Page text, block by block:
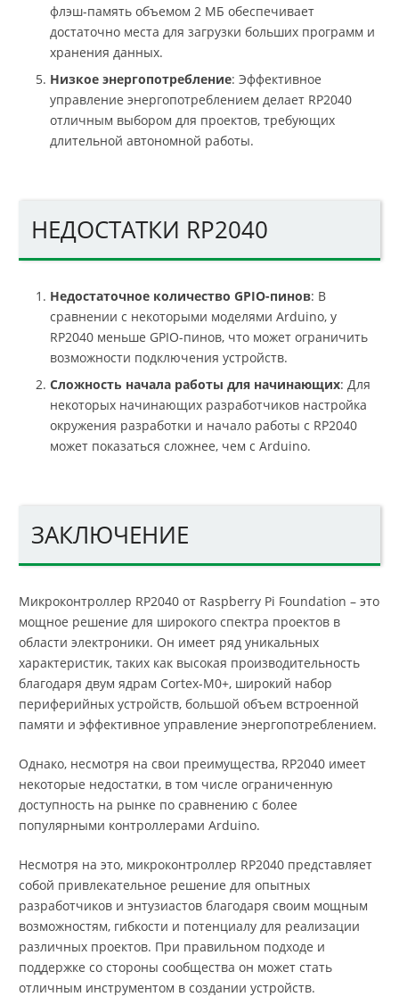
флэш-память объемом 2 МБ обеспечивает
достаточно места для загрузки больших программ и
хранения данных.
Низкое энергопотребление: Эффективное
управление энергопотреблением делает RP2040
отличным выбором для проектов, требующих
длительной автономной работы.
НЕДОСТАТКИ RP2040
Недостаточное количество GPIO-пинов: В
сравнении с некоторыми моделями Arduino, у
RP2040 меньше GPIO-пинов, что может ограничить
возможности подключения устройств.
Сложность начала работы для начинающих: Для
некоторых начинающих разработчиков настройка
окружения разработки и начало работы с RP2040
может показаться сложнее, чем с Arduino.
ЗАКЛЮЧЕНИЕ
Микроконтроллер RP2040 от Raspberry Pi Foundation – это
мощное решение для широкого спектра проектов в
области электроники. Он имеет ряд уникальных
характеристик, таких как высокая производительность
благодаря двум ядрам Cortex-M0+, широкий набор
периферийных устройств, большой объем встроенной
памяти и эффективное управление энергопотреблением.
Однако, несмотря на свои преимущества, RP2040 имеет
некоторые недостатки, в том числе ограниченную
доступность на рынке по сравнению с более
популярными контроллерами Arduino.
Несмотря на это, микроконтроллер RP2040 представляет
собой привлекательное решение для опытных
разработчиков и энтузиастов благодаря своим мощным
возможностям, гибкости и потенциалу для реализации
различных проектов. При правильном подходе и
поддержке со стороны сообщества он может стать
отличным инструментом в создании устройств.